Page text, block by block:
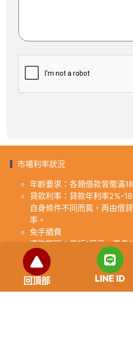
市場利率狀況
年齡要求：各類借款皆需滿
貸款利率：貸款年利率2%-
自身條件不同而異，再由借
率。
免手續費
還款期限：最短1個月，最長
方協議而訂。
範例試算：小明急需現金10
後選定金主，雙方簽定於36
利率12%計算，每月利息
回頂部 LINE ID